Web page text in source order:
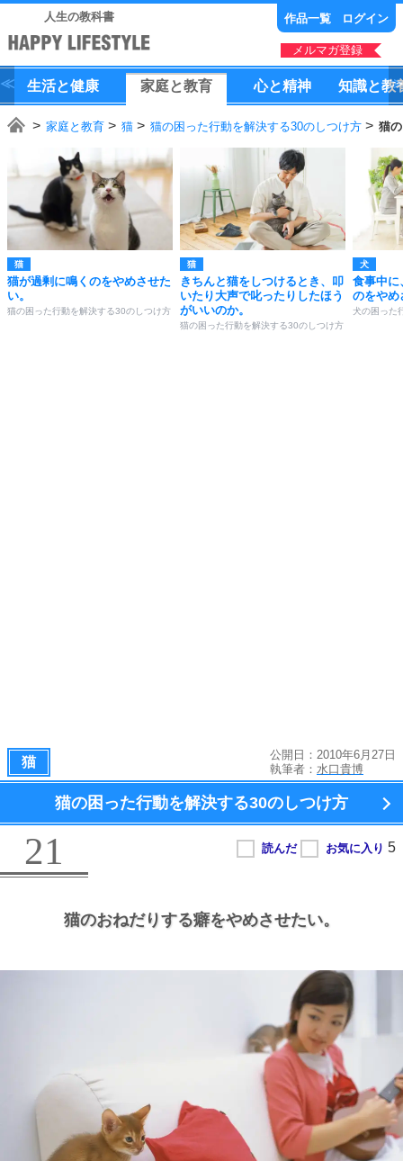
人生の教科書 作品一覧 ログイン
メルマガ登録
生活と健康 家庭と教育 心と精神 知識と教
家庭と教育 猫 猫の困った行動を解決する30のしつけ方 猫
猫
猫が過剰に鳴くのをやめさせた
い。
猫の困った行動を解決する30のしつけ方
猫
きちんと猫をしつけるとき、叩
いたり大声で叱ったりしたほう
がいいのか。
猫の困った行動を解決する30のしつけ方
犬
食事中に
のをやめ
犬の困った
猫
公開日：2010年6月27日
執筆者： 水口貴博
猫の困った行動を解決する30のしつけ方
21
猫のおねだりする癖をやめさせたい。